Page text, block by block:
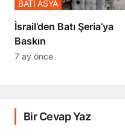
​​​​​​​İsrail’den Batı Şeria’ya
Baskın
BATI ASYA
7 ay önce
Bir Cevap Yaz